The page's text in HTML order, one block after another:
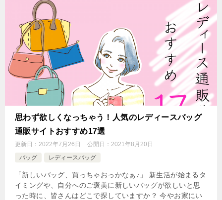
思わず欲しくなっちゃう！人気のレディースバッグ
通販サイトおすすめ17選
更新日： 2022年7月26日 公開日： 2021年8月20日
バッグ
レディースバッグ
「新しいバッグ、買っちゃおっかなぁ♪」 新生活が始まるタ
イミングや、自分へのご褒美に新しいバッグが欲しいと思
った時に、皆さんはどこで探していますか？ 今やお家にい